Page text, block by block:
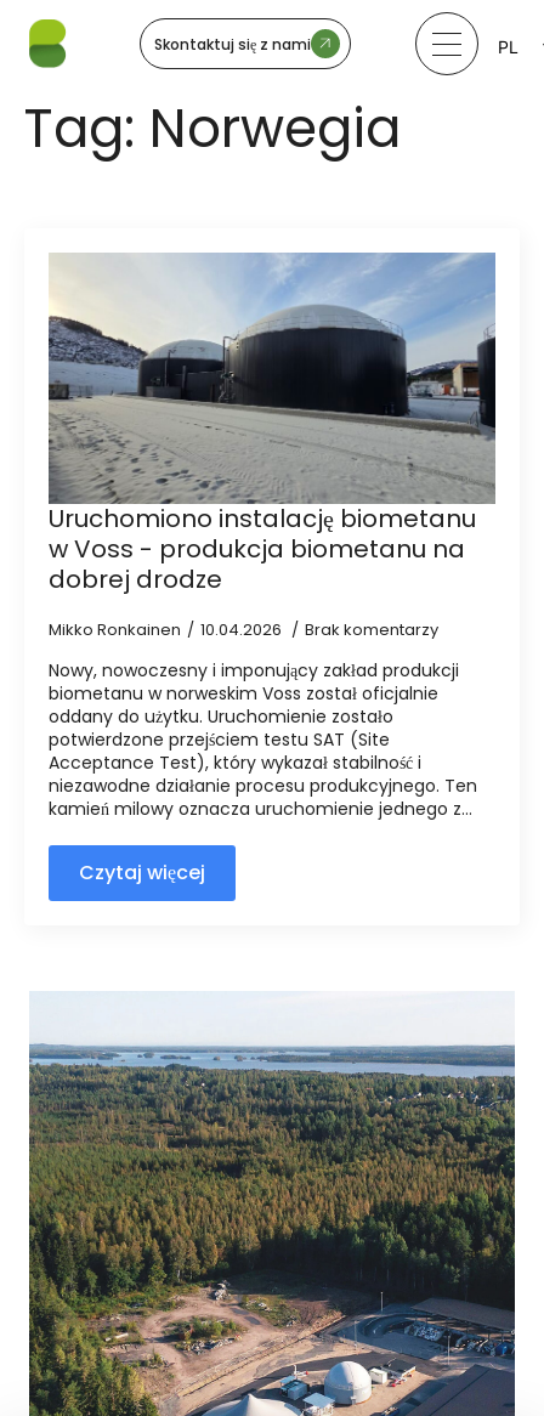
Skontaktuj się z nami
PL
Tag: Norwegia
Uruchomiono instalację biometanu
w Voss - produkcja biometanu na
dobrej drodze
Mikko Ronkainen 10.04.2026 Brak komentarzy
Nowy, nowoczesny i imponujący zakład produkcji
biometanu w norweskim Voss został oficjalnie
oddany do użytku. Uruchomienie zostało
potwierdzone przejściem testu SAT (Site
Acceptance Test), który wykazał stabilność i
niezawodne działanie procesu produkcyjnego. Ten
kamień milowy oznacza uruchomienie jednego z...
Czytaj więcej